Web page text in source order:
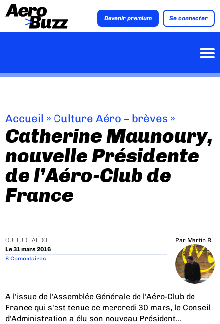
Devenir premium Se connecter
Accueil » Culture Aéro – brèves »
Catherine Maunoury,
nouvelle Présidente
de l’Aéro-Club de
France
CULTURE AÉRO
Le 31 mars 2016
Par Martin R.
8 Comentaires
A l'issue de l'Assemblée Générale de l'Aéro-Club de
France qui s'est tenue ce mercredi 30 mars, le Conseil
d'Administration a élu son nouveau Président...